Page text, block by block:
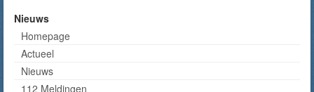
Nieuws
Homepage
Actueel
Nieuws
112 Meldingen